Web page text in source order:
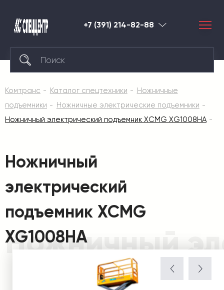
+7 (391) 214-82-88 Красноярск
Комтранс Каталог спецтехники
Ножничные
подъемники
Ножничные электрические подъемники
Ножничный электрический подъемник XCMG XG1008HA
Ножничный
Ножничный
электрический
подъемник XCMG
XG1008HA